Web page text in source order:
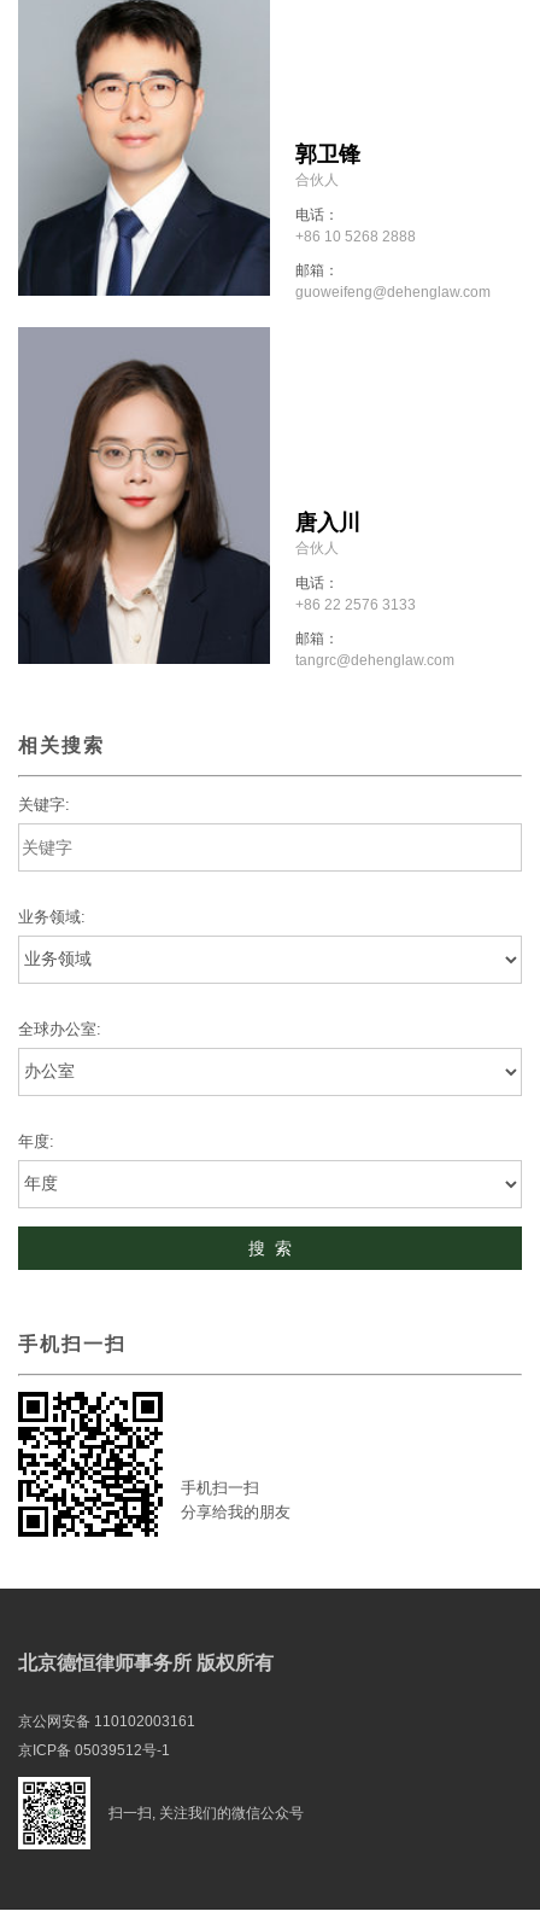
郭卫锋
合伙人
电话：
+86 10 5268 2888
邮箱：
guoweifeng@dehenglaw.com
唐入川
合伙人
电话：
+86 22 2576 3133
邮箱：
tangrc@dehenglaw.com
相关搜索
关键字:
业务领域:
全球办公室:
年度:
手机扫一扫
手机扫一扫
分享给我的朋友
北京德恒律师事务所 版权所有
京公网安备 110102003161
京ICP备 05039512号-1
扫一扫, 关注我们的微信公众号